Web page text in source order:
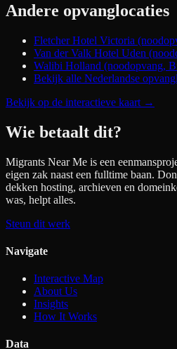
Andere opvanglocaties
Fletcher Hotel Victoria
Van der Valk Hotel Uden
Walibi Holland (noodopvang,
Bekijk alle Nederlandse
Bekijk op de interactieve kaart →
Wie betaalt dit?
Migrants Near Me is een
eigen zak naast een fulltime baan.
dekken hosting, archieven en
was, helpt alles.
Steun dit werk
Navigate
Interactive Map
About Us
Insights
How It Works
Data